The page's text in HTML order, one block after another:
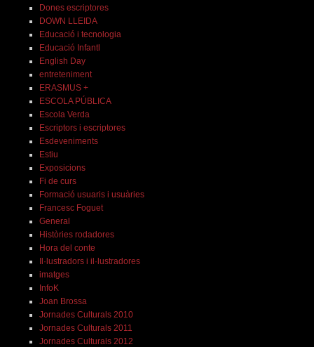
Dones escriptores
DOWN LLEIDA
Educació i tecnologia
Educació Infantl
English Day
entreteniment
ERASMUS +
ESCOLA PÚBLICA
Escola Verda
Escriptors i escriptores
Esdeveniments
Estiu
Exposicions
Fi de curs
Formació usuaris i usuàries
Francesc Foguet
General
Històries rodadores
Hora del conte
Il·lustradors i il·lustradores
imatges
InfoK
Joan Brossa
Jornades Culturals 2010
Jornades Culturals 2011
Jornades Culturals 2012